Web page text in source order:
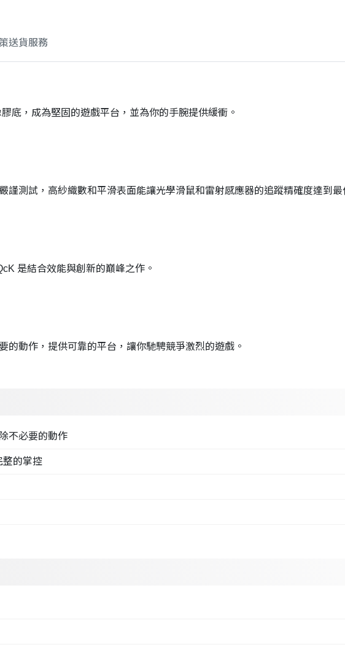
送貨服務
底，成為堅固的遊戲平台，並為你的手腕提供緩衝。
謹測試，高紗織數和平滑表面能讓光學滑鼠和雷射感應器的追蹤精確度達到最
是結合效能與創新的巔峰之作。
的動作，提供可靠的平台，讓你馳騁競爭激烈的遊戲。
不必要的動作
整的掌控